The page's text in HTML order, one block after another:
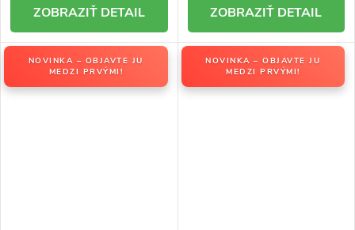
DETAIL DETAIL
NOVINKA – OBJAVTE JU
MEDZI PRVÝMI!
NOVINKA – OBJAVTE JU
MEDZI PRVÝMI!